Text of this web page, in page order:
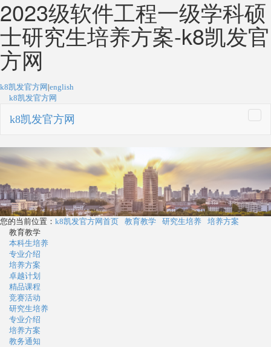
2023级软件工程一级学科硕
士研究生培养方案-k8凯发官
方网
k8凯发官方网 |english
k8凯发官方网
k8凯发官方网
您的当前位置： k8凯发官方网首页 教育教学 研究生培养
培养方案
教育教学
本科生培养
专业介绍
培养方案
卓越计划
精品课程
竞赛活动
研究生培养
专业介绍
培养方案
教务通知